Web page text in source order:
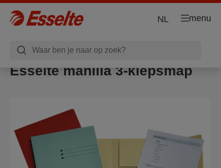
menu
NL
Esselte manilla 3-klepsmap